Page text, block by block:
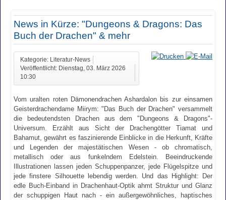
News in Kürze: "Dungeons & Dragons: Das
Buch der Drachen" & mehr
Kategorie: Literatur-News
Veröffentlicht: Dienstag, 03. März 2026
10:30
Vom uralten roten Dämonendrachen Ashardalon bis zur einsamen
Geisterdrachendame Miirym: "Das Buch der Drachen" versammelt
die bedeutendsten Drachen aus dem "Dungeons & Dragons"-
Universum. Erzählt aus Sicht der Drachengötter Tiamat und
Bahamut, gewährt es faszinierende Einblicke in die Herkunft, Kräfte
und Legenden der majestätischen Wesen - ob chromatisch,
metallisch oder aus funkelndem Edelstein. Beeindruckende
Illustrationen lassen jeden Schuppenpanzer, jede Flügelspitze und
jede finstere Silhouette lebendig werden. Und das Highlight: Der
edle Buch-Einband in Drachenhaut-Optik ahmt Struktur und Glanz
der schuppigen Haut nach - ein außergewöhnliches, haptisches